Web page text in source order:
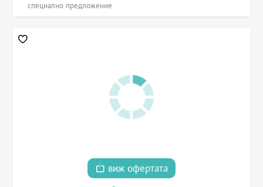
специално предложение
виж офертата